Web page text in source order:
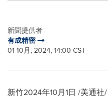
新聞提供者
有成精密
01 10月, 2024, 14:00 CST
新竹2024年10月1日 /美通社